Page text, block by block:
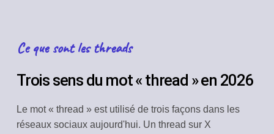
Ce que sont les threads
Trois sens du mot « thread » en 2026
Le mot « thread » est utilisé de trois façons dans les
réseaux sociaux aujourd'hui. Un thread sur X